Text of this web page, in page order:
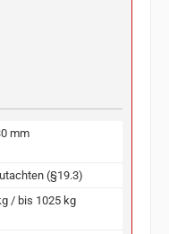
mm
(§19.3)
/ bis 1025 kg